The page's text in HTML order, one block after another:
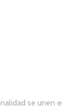
se unen